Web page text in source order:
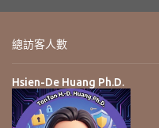
總訪客人數
Hsien-De Huang Ph.D.